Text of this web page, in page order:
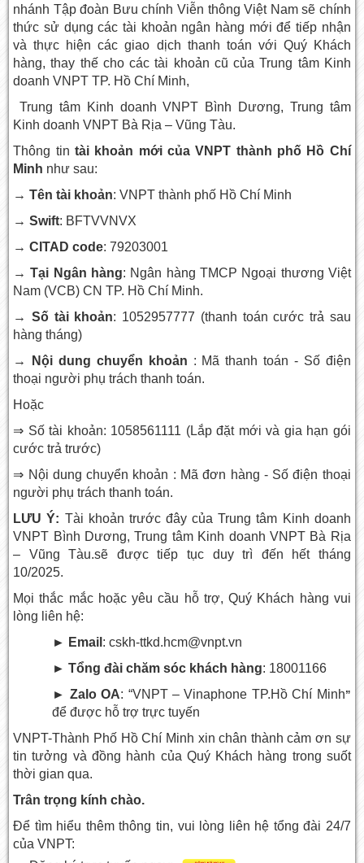
nhánh Tập đoàn Bưu chính Viễn thông Việt Nam sẽ chính
thức sử dụng các tài khoản ngân hàng mới để tiếp nhận
và thực hiện các giao dịch thanh toán với Quý Khách
hàng, thay thế cho các tài khoản cũ của Trung tâm Kinh
doanh VNPT TP. Hồ Chí Minh,
Trung tâm Kinh doanh VNPT Bình Dương, Trung tâm
Kinh doanh VNPT Bà Rịa – Vũng Tàu.
Thông tin tài khoản mới của VNPT thành phố Hồ Chí
Minh như sau:
→ Tên tài khoản: VNPT thành phố Hồ Chí Minh
→ Swift: BFTVVNVX
→ CITAD code: 79203001
→ Tại Ngân hàng: Ngân hàng TMCP Ngoại thương Việt
Nam (VCB) CN TP. Hồ Chí Minh.
→ Số tài khoản: 1052957777 (thanh toán cước trả sau
hàng tháng)
→ Nội dung chuyển khoản : Mã thanh toán - Số điện
thoại người phụ trách thanh toán.
Hoặc
⇒ Số tài khoản: 1058561111 (Lắp đặt mới và gia hạn gói
cước trả trước)
⇒ Nội dung chuyển khoản : Mã đơn hàng - Số điện thoại
người phụ trách thanh toán.
LƯU Ý: Tài khoản trước đây của Trung tâm Kinh doanh
VNPT Bình Dương, Trung tâm Kinh doanh VNPT Bà Rịa
– Vũng Tàu.sẽ được tiếp tục duy trì đến hết tháng
10/2025.
Mọi thắc mắc hoặc yêu cầu hỗ trợ, Quý Khách hàng vui
lòng liên hệ:
► Email : cskh-ttkd.hcm@vnpt.vn
► Tổng đài chăm sóc khách hàng: 18001166
► Zalo OA: “VNPT – Vinaphone TP.Hồ Chí Minh”
để được hỗ trợ trực tuyến
VNPT-Thành Phố Hồ Chí Minh xin chân thành cảm ơn sự
tin tưởng và đồng hành của Quý Khách hàng trong suốt
thời gian qua.
Trân trọng kính chào.
Để tìm hiểu thêm thông tin, vui lòng liên hệ tổng đài 24/7
của VNPT: